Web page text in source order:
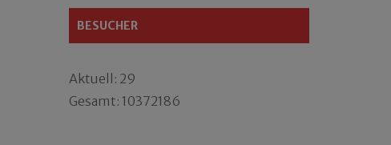
BESUCHER
Aktuell: 29
Gesamt: 10372186